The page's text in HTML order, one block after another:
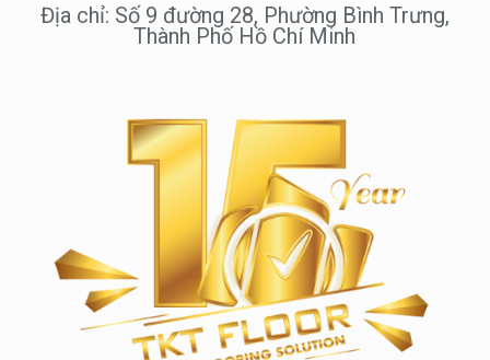
Địa chỉ: Số 9 đường 28, Phường Bình Trưng,
Thành Phố Hồ Chí Minh